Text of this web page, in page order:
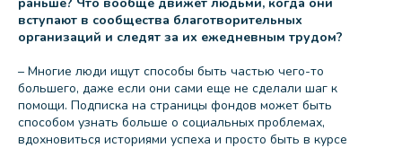
вступают в сообщества благотворительных
организаций и следят за их ежедневным трудом?
– Многие люди ищут способы быть частью чего-то
большего, даже если они сами еще не сделали шаг к
помощи. Подписка на страницы фондов может быть
способом узнать больше о социальных проблемах,
вдохновиться историями успеха и просто быть в курсе